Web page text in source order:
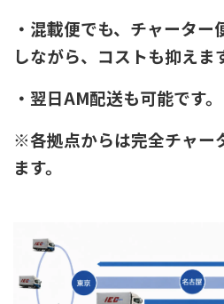
・ 混載便でも、チャーター
しながら、コストも抑えま
・翌日AM配送も可能です。
※各拠点からは完全チャー
ます。